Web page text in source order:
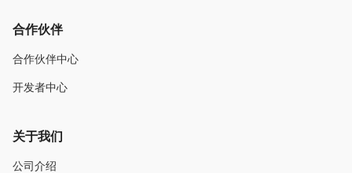
合作伙伴
合作伙伴中心
开发者中心
关于我们
公司介绍